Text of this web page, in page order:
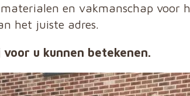
en vakmanschap voor
het juiste adres.
u kunnen betekenen.